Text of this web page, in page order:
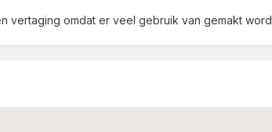
vertaging omdat er veel gebruik van gemakt